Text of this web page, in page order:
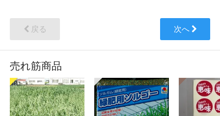
戻る 次へ
売れ筋商品